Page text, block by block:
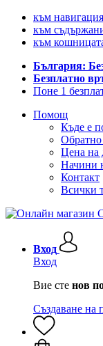
към
към
към
България:
Безплатно
Поне 1
Помощ
Къде е
Цена на
Начини
Контакт
Всички
Вход
Вход
Вие сте нов
Създаване на